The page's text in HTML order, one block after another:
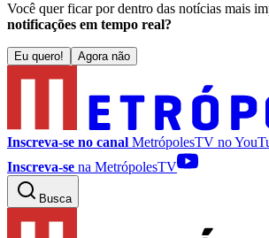
Você quer ficar por dentro das notícias mais
notificações em tempo real?
Eu quero! Agora não
Inscreva-se no canal MetrópolesTV no
Inscreva-se na MetrópolesTV
Busca